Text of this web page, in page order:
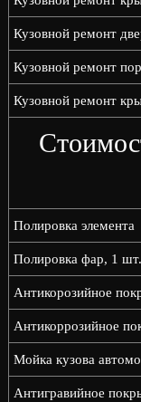
Кузовной ремонт
Кузовной ремонт
Кузовной ремонт
Полировка элемента
Полировка фар, 1 шт.
Антикорозийное
Антикоррозийное
Мойка кузова
Антигравийное